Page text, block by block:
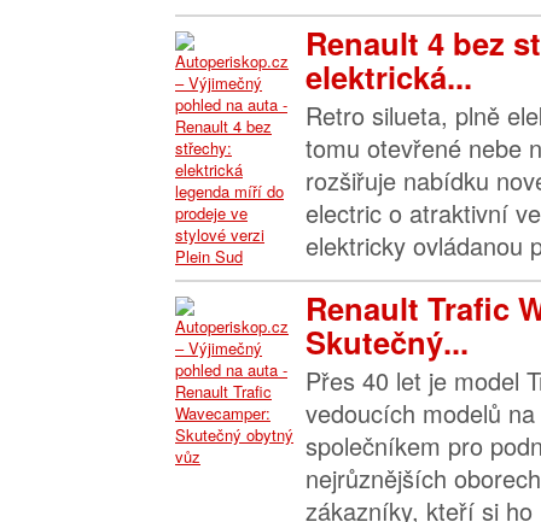
Renault 4 bez
elektrická...
Retro silueta, plně
tomu otevřené nebe
rozšiřuje nabídku
electric o atraktivní
elektricky ovládanou
Renault Trafic
Skutečný...
Přes 40 let je model
vedoucích modelů
společníkem pro
nejrůznějších
zákazníky, kteří si